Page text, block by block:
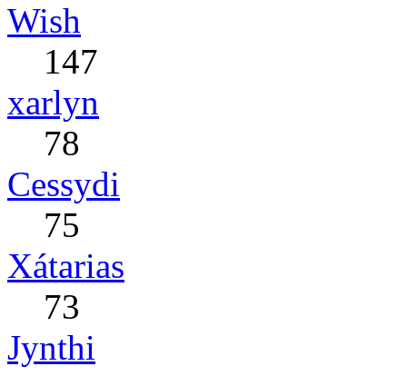
Wish
147
xarlyn
78
Cessydi
75
Xátarias
73
Jynthi